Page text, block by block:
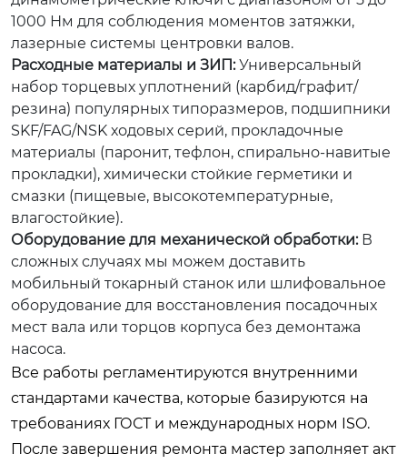
1000 Нм для соблюдения моментов затяжки,
лазерные системы центровки валов.
Расходные материалы и ЗИП:Универсальный
набор торцевых уплотнений (карбид/графит/
резина) популярных типоразмеров, подшипники
SKF/FAG/NSK ходовых серий, прокладочные
материалы (паронит, тефлон, спирально-навитые
прокладки), химически стойкие герметики и
смазки (пищевые, высокотемпературные,
влагостойкие).
Оборудование для механической обработки:В
сложных случаях мы можем доставить
мобильный токарный станок или шлифовальное
оборудование для восстановления посадочных
мест вала или торцов корпуса без демонтажа
насоса.
Все работы регламентируются внутренними
стандартами качества, которые базируются на
требованиях ГОСТ и международных норм ISO.
После завершения ремонта мастер заполняет акт